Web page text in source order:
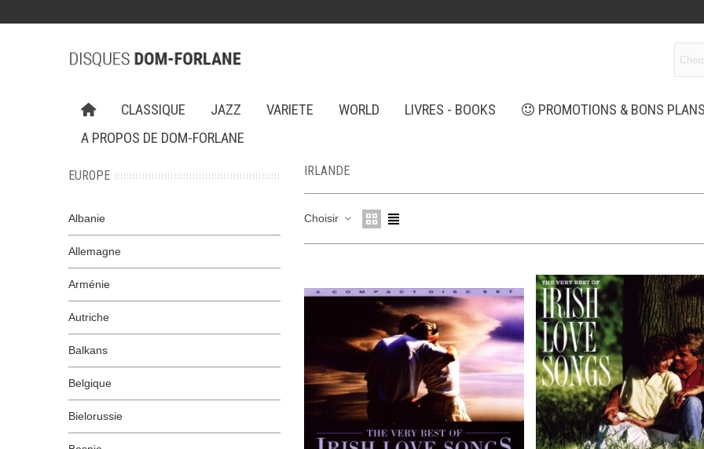
CLASSIQUE JAZZ VARIETE WORLD LIVRES - BOOKS PROMOTIONS & BONS PLANS
A PROPOS DE DOM-FORLANE
EUROPE
Albanie
Allemagne
Arménie
Autriche
Balkans
Belgique
Bielorussie
IRLANDE
Choisir